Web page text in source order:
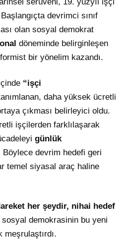
devrimci sınıf
olan sosyal demokrat
döneminde belirginleşen
bir yönelim kazandı.
“işçi
daha yüksek ücretli
çıkması belirleyici oldu.
işçilerden farklılaşarak
günlük
Böylece devrim hedefi geri
temel siyasal araç haline
her şeydir, nihai hedef
sosyal demokrasinin bu yeni